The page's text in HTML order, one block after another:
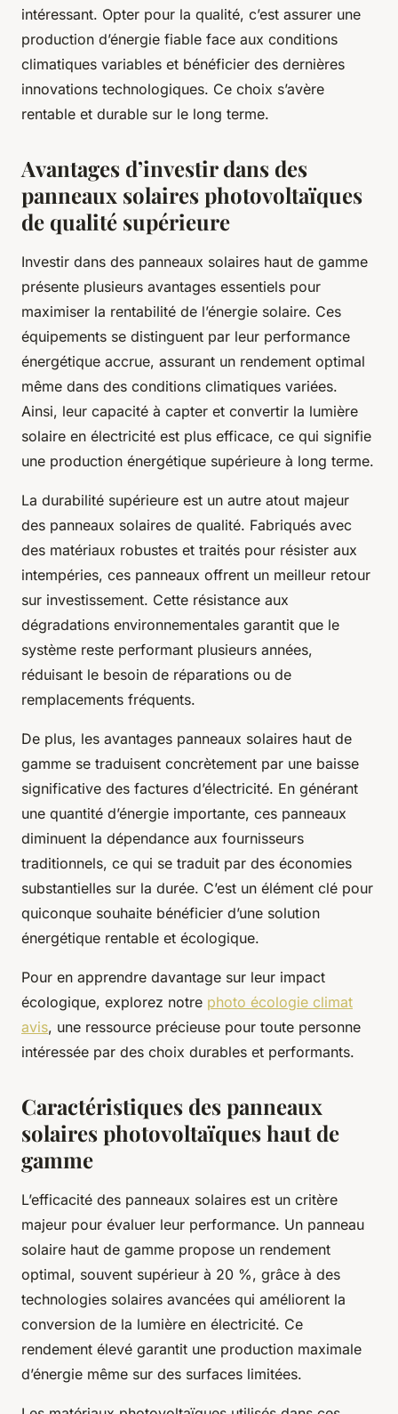
intéressant. Opter pour la qualité, c’est assurer une
production d’énergie fiable face aux conditions
climatiques variables et bénéficier des dernières
innovations technologiques. Ce choix s’avère
rentable et durable sur le long terme.
Avantages d’investir dans des
panneaux solaires photovoltaïques
de qualité supérieure
Investir dans des panneaux solaires haut de gamme
présente plusieurs avantages essentiels pour
maximiser la rentabilité de l’énergie solaire. Ces
équipements se distinguent par leur performance
énergétique accrue, assurant un rendement optimal
même dans des conditions climatiques variées.
Ainsi, leur capacité à capter et convertir la lumière
solaire en électricité est plus efficace, ce qui signifie
une production énergétique supérieure à long terme.
La durabilité supérieure est un autre atout majeur
des panneaux solaires de qualité. Fabriqués avec
des matériaux robustes et traités pour résister aux
intempéries, ces panneaux offrent un meilleur retour
sur investissement. Cette résistance aux
dégradations environnementales garantit que le
système reste performant plusieurs années,
réduisant le besoin de réparations ou de
remplacements fréquents.
De plus, les avantages panneaux solaires haut de
gamme se traduisent concrètement par une baisse
significative des factures d’électricité. En générant
une quantité d’énergie importante, ces panneaux
diminuent la dépendance aux fournisseurs
traditionnels, ce qui se traduit par des économies
substantielles sur la durée. C’est un élément clé pour
quiconque souhaite bénéficier d’une solution
énergétique rentable et écologique.
Pour en apprendre davantage sur leur impact
écologique, explorez notre photo écologie climat
avis, une ressource précieuse pour toute personne
intéressée par des choix durables et performants.
Caractéristiques des panneaux
solaires photovoltaïques haut de
gamme
L’efficacité des panneaux solaires est un critère
majeur pour évaluer leur performance. Un panneau
solaire haut de gamme propose un rendement
optimal, souvent supérieur à 20 %, grâce à des
technologies solaires avancées qui améliorent la
conversion de la lumière en électricité. Ce
rendement élevé garantit une production maximale
d’énergie même sur des surfaces limitées.